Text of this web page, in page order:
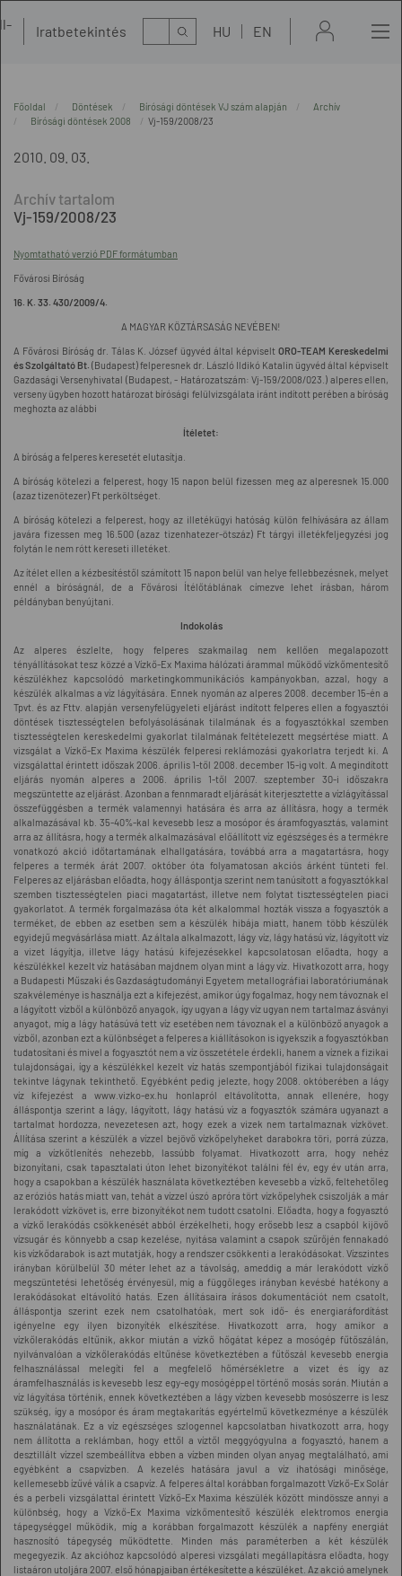
Iratbetekintés Kereső HU EN
Főoldal Döntések Bírósági döntések VJ szám alapján
Archív
Bírósági döntések 2008
Vj-159/2008/23
2010. 09. 03.
Vj-159/2008/23
Nyomtatható verzió PDF formátumban
Fővárosi Bíróság
16. K. 33. 430/2009/4.
A MAGYAR KÖZTÁRSASÁG NEVÉBEN!
A Fővárosi Bíróság dr. Tálas K. József ügyvéd által képviselt ORO-TEAM Kereskedelmi
és Szolgáltató Bt. (Budapest) felperesnek dr. László Ildikó Katalin ügyvéd által képviselt
Gazdasági Versenyhivatal (Budapest, - Határozatszám: Vj-159/2008/023.) alperes ellen,
verseny ügyben hozott határozat bírósági felülvizsgálata iránt indított perében a bíróság
meghozta az alábbi
Ítéletet:
A bíróság a felperes keresetét elutasítja.
A bíróság kötelezi a felperest, hogy 15 napon belül fizessen meg az alperesnek 15.000
(azaz tizenötezer) Ft perköltséget.
A bíróság kötelezi a felperest, hogy az illetékügyi hatóság külön felhívására az állam
javára fizessen meg 16.500 (azaz tizenhatezer-ötszáz) Ft tárgyi illetékfeljegyzési jog
folytán le nem rótt kereseti illetéket.
Az ítélet ellen a kézbesítéstől számított 15 napon belül van helye fellebbezésnek, melyet
ennél a bíróságnál, de a Fővárosi Ítélőtáblának címezve lehet írásban, három
példányban benyújtani.
Indokolás
Az alperes észlelte, hogy felperes szakmailag nem kellően megalapozott
tényállításokat tesz közzé a Vízkő-Ex Maxima hálózati árammal működő vízkőmentesítő
készülékhez kapcsolódó marketingkommunikációs kampányokban, azzal, hogy a
készülék alkalmas a víz lágyítására. Ennek nyomán az alperes 2008. december 15-én a
Tpvt. és az Fttv. alapján versenyfelügyeleti eljárást indított felperes ellen a fogyasztói
döntések tisztességtelen befolyásolásának tilalmának és a fogyasztókkal szemben
tisztességtelen kereskedelmi gyakorlat tilalmának feltételezett megsértése miatt. A
vizsgálat a Vízkő-Ex Maxima készülék felperesi reklámozási gyakorlatra terjedt ki. A
vizsgálattal érintett időszak 2006. április 1-től 2008. december 15-ig volt. A megindított
eljárás nyomán alperes a 2006. április 1-től 2007. szeptember 30-i időszakra
megszüntette az eljárást. Azonban a fennmaradt eljárását kiterjesztette a vízlágyítással
összefüggésben a termék valamennyi hatására és arra az állításra, hogy a termék
alkalmazásával kb. 35-40%-kal kevesebb lesz a mosópor és áramfogyasztás, valamint
arra az állításra, hogy a termék alkalmazásával előállított víz egészséges és a termékre
vonatkozó akció időtartamának elhallgatására, továbbá arra a magatartásra, hogy
felperes a termék árát 2007. október óta folyamatosan akciós árként tünteti fel.
Felperes az eljárásban előadta, hogy álláspontja szerint nem tanúsított a fogyasztókkal
szemben tisztességtelen piaci magatartást, illetve nem folytat tisztességtelen piaci
gyakorlatot. A termék forgalmazása óta két alkalommal hozták vissza a fogyasztók a
terméket, de ebben az esetben sem a készülék hibája miatt, hanem több készülék
egyidejű megvásárlása miatt. Az általa alkalmazott, lágy víz, lágy hatású víz, lágyított víz
a vizet lágyítja, illetve lágy hatású kifejezésekkel kapcsolatosan előadta, hogy a
készülékkel kezelt víz hatásában majdnem olyan mint a lágy víz. Hivatkozott arra, hogy
a Budapesti Műszaki és Gazdaságtudományi Egyetem metallográfiai laboratóriumának
szakvéleménye is használja ezt a kifejezést, amikor úgy fogalmaz, hogy nem távoznak el
a lágyított vízből a különböző anyagok, így ugyan a lágy víz ugyan nem tartalmaz ásványi
anyagot, míg a lágy hatásúvá tett víz esetében nem távoznak el a különböző anyagok a
vízből, azonban ezt a különbséget a felperes a kiállításokon is igyekszik a fogyasztókban
tudatosítani és mivel a fogyasztót nem a víz összetétele érdekli, hanem a víznek a fizikai
tulajdonságai, így a készülékkel kezelt víz hatás szempontjából fizikai tulajdonságait
tekintve lágynak tekinthető. Egyébként pedig jelezte, hogy 2008. októberében a lágy
víz kifejezést a www.vizko-ex.hu honlapról eltávolította, annak ellenére, hogy
álláspontja szerint a lágy, lágyított, lágy hatású víz a fogyasztók számára ugyanazt a
tartalmat hordozza, nevezetesen azt, hogy ezek a vizek nem tartalmaznak vízkövet.
Állítása szerint a készülék a vízzel bejövő vízkőpelyheket darabokra töri, porrá zúzza,
míg a vízkőtlenítés nehezebb, lassúbb folyamat. Hivatkozott arra, hogy nehéz
bizonyítani, csak tapasztalati úton lehet bizonyítékot találni fél év, egy év után arra,
hogy a csapokban a készülék használata következtében kevesebb a vízkő, feltehetőleg
az eróziós hatás miatt van, tehát a vízzel úszó apróra tört vízkőpelyhek csiszolják a már
lerakódott vízkövet is, erre bizonyítékot nem tudott csatolni. Előadta, hogy a fogyasztó
a vízkő lerakódás csökkenését abból érzékelheti, hogy erősebb lesz a csapból kijövő
vízsugár és könnyebb a csap kezelése, nyitása valamint a csapok szűrőjén fennakadó
kis vízkődarabok is azt mutatják, hogy a rendszer csökkenti a lerakódásokat. Vízszintes
irányban körülbelül 30 méter lehet az a távolság, ameddig a már lerakódott vízkő
megszüntetési lehetőség érvényesül, míg a függőleges irányban kevésbé hatékony a
lerakódásokat eltávolító hatás. Ezen állításaira írásos dokumentációt nem csatolt,
álláspontja szerint ezek nem csatolhatóak, mert sok idő- és energiaráfordítást
igényelne egy ilyen bizonyíték elkészítése. Hivatkozott arra, hogy amikor a
vízkőlerakódás eltűnik, akkor miután a vízkő hőgátat képez a mosógép fűtőszálán,
nyilvánvalóan a vízkőlerakódás eltűnése következtében a fűtőszál kevesebb energia
felhasználással melegíti fel a megfelelő hőmérsékletre a vizet és így az
áramfelhasználás is kevesebb lesz egy-egy mosógéppel történő mosás során. Miután a
víz lágyítása történik, ennek következtében a lágy vízben kevesebb mosószerre is lesz
szükség, így a mosópor és áram megtakarítás egyértelmű következménye a készülék
használatának. Ez a víz egészséges szlogennel kapcsolatban hivatkozott arra, hogy
nem állította a reklámban, hogy ettől a víztől meggyógyulna a fogyasztó, hanem a
desztillált vízzel szembeállítva ebben a vízben minden olyan anyag megtalálható, ami
egyébként a csapvízben. A kezelés hatására javul a víz ihatósági minősége,
kellemesebb ízűvé válik a csapvíz. A felperes által korábban forgalmazott Vízkő-Ex Solár
és a perbeli vizsgálattal érintett Vízkő-Ex Maxima készülék között mindössze annyi a
különbség, hogy a Vízkő-Ex Maxima vízkőmentesítő készülék elektromos energia
tápegységgel működik, míg a korábban forgalmazott készülék a napfény energiát
hasznosító tápegység működtette. Minden más paraméterben a két készülék
megegyezik. Az akcióhoz kapcsolódó alperesi vizsgálati megállapításra előadta, hogy
listaáron utoljára 2007. első hónapjaiban értékesítette a készüléket. Az akció amelynek